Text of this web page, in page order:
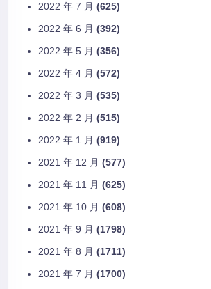
2022 年 7 月 (625)
2022 年 6 月 (392)
2022 年 5 月 (356)
2022 年 4 月 (572)
2022 年 3 月 (535)
2022 年 2 月 (515)
2022 年 1 月 (919)
2021 年 12 月 (577)
2021 年 11 月 (625)
2021 年 10 月 (608)
2021 年 9 月 (1798)
2021 年 8 月 (1711)
2021 年 7 月 (1700)